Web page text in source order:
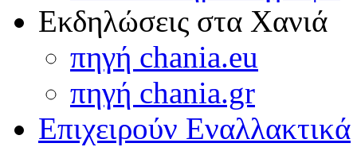
Εκδηλώσεις στα Χανιά
πηγή chania.eu
πηγή chania.gr
Επιχειρούν Εναλλακτικά